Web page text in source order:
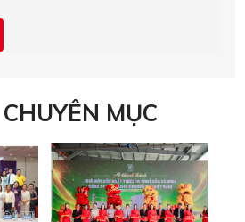
MỤC